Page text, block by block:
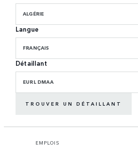
ALGÉRIE
Langue
FRANÇAIS
Détaillant
EURL DMAA
TROUVER UN DÉTAILLANT
EMPLOIS